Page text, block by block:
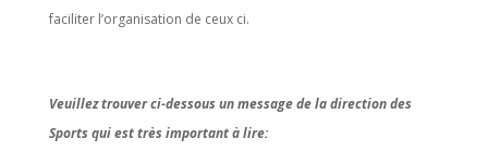
faciliter l’organisation de ceux ci.
Veuillez trouver ci-dessous un message de la direction des
Sports qui est très important à lire: